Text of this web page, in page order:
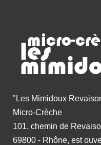
"Les Mimidoux
Micro-Crèche
101, chemin de
69800 - Rhône, est